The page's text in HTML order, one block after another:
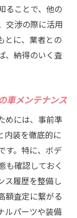
ることで、他の
交渉の際に活用
とに、業者との
、納得のいく査
車メンテナンス
めには、事前準
内装を徹底的に
す。特に、ボデ
も確認しておく
ス履歴を整備し
額査定に繋がる
ルパーツや装備